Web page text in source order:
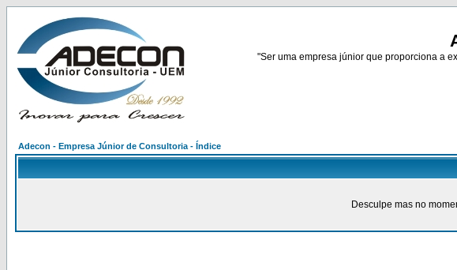
"Ser uma empresa júnior que proporciona a
Adecon - Empresa Júnior de Consultoria - Índice
Desculpe mas no